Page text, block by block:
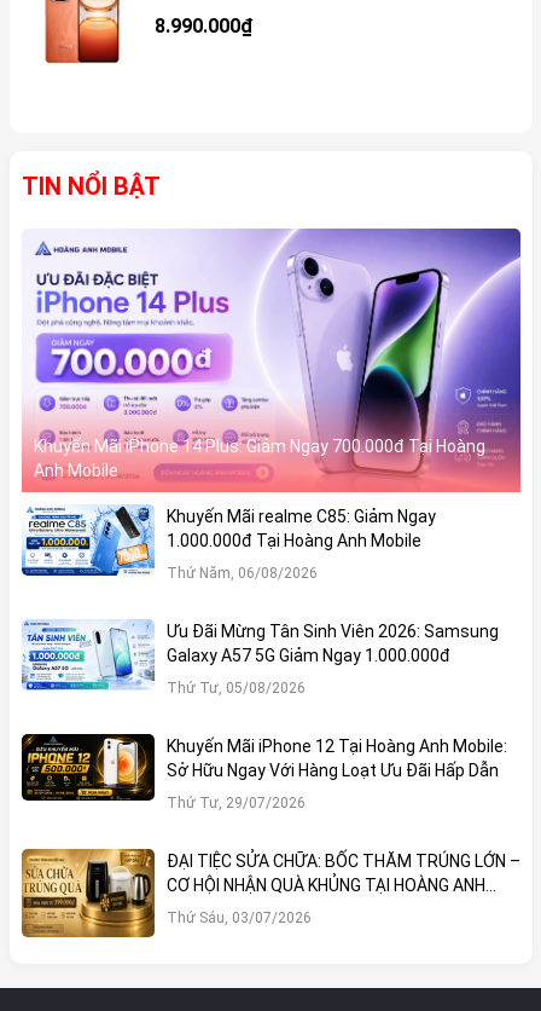
8.990.000₫
TIN NỔI BẬT
Khuyến Mãi iPhone 14 Plus: Giảm Ngay 700.000đ Tại Hoàng
Anh Mobile
Khuyến Mãi realme C85: Giảm Ngay
1.000.000đ Tại Hoàng Anh Mobile
Thứ Năm, 06/08/2026
Ưu Đãi Mừng Tân Sinh Viên 2026: Samsung
Galaxy A57 5G Giảm Ngay 1.000.000đ
Thứ Tư, 05/08/2026
Khuyến Mãi iPhone 12 Tại Hoàng Anh Mobile:
Sở Hữu Ngay Với Hàng Loạt Ưu Đãi Hấp Dẫn
Thứ Tư, 29/07/2026
ĐẠI TIỆC SỬA CHỮA: BỐC THĂM TRÚNG LỚN –
CƠ HỘI NHẬN QUÀ KHỦNG TẠI HOÀNG ANH
MOBILE
Thứ Sáu, 03/07/2026